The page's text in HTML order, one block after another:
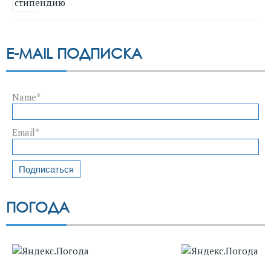
E-MAIL ПОДПИСКА
Name*
Email*
ПОГОДА